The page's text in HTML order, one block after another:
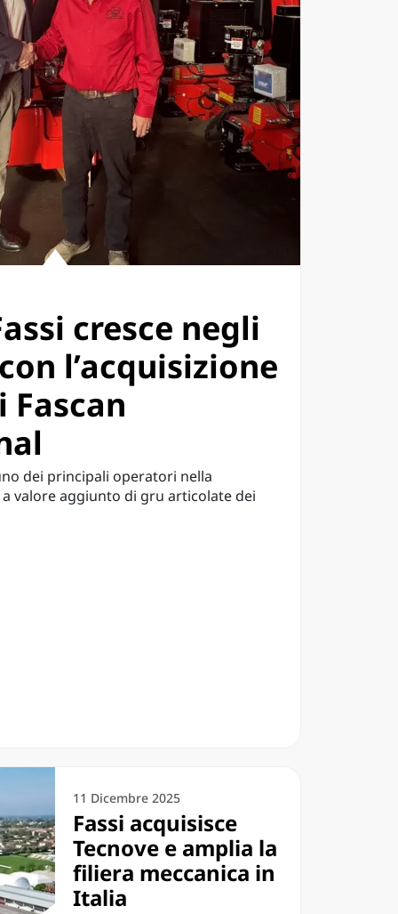
cresce negli
l’acquisizione
Fascan
dei principali operatori nella
valore aggiunto di gru articolate dei
11 Dicembre 2025
Fassi acquisisce
Tecnove e amplia la
filiera meccanica in
Italia